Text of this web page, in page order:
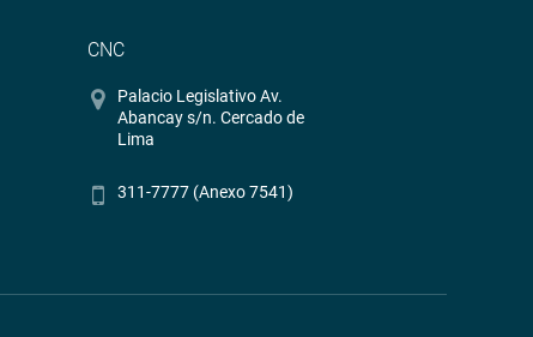
CNC
Palacio Legislativo Av.
Abancay s/n. Cercado de
Lima
311-7777 (Anexo 7541)